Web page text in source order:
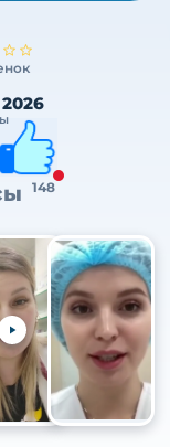
148
+105